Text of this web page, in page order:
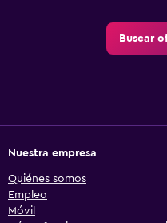
Buscar
Nuestra empresa
Quiénes somos
Empleo
Móvil